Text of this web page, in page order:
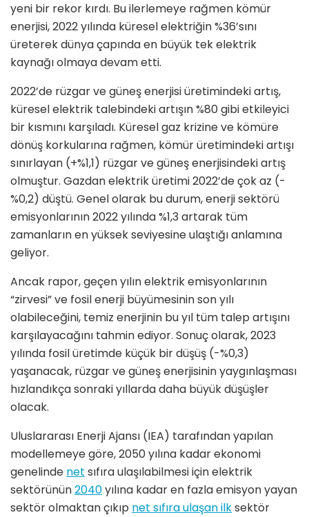
yeni bir rekor kırdı. Bu ilerlemeye rağmen kömür
enerjisi, 2022 yılında küresel elektriğin %36’sını
üreterek dünya çapında en büyük tek elektrik
kaynağı olmaya devam etti.
2022’de rüzgar ve güneş enerjisi üretimindeki artış,
küresel elektrik talebindeki artışın %80 gibi etkileyici
bir kısmını karşıladı. Küresel gaz krizine ve kömüre
dönüş korkularına rağmen, kömür üretimindeki artışı
sınırlayan (+%1,1) rüzgar ve güneş enerjisindeki artış
olmuştur. Gazdan elektrik üretimi 2022’de çok az (-
%0,2) düştü. Genel olarak bu durum, enerji sektörü
emisyonlarının 2022 yılında %1,3 artarak tüm
zamanların en yüksek seviyesine ulaştığı anlamına
geliyor.
Ancak rapor, geçen yılın elektrik emisyonlarının
“zirvesi” ve fosil enerji büyümesinin son yılı
olabileceğini, temiz enerjinin bu yıl tüm talep artışını
karşılayacağını tahmin ediyor. Sonuç olarak, 2023
yılında fosil üretimde küçük bir düşüş (-%0,3)
yaşanacak, rüzgar ve güneş enerjisinin yaygınlaşması
hızlandıkça sonraki yıllarda daha büyük düşüşler
olacak.
Uluslararası Enerji Ajansı (IEA) tarafından yapılan
modellemeye göre, 2050 yılına kadar ekonomi
genelinde net sıfıra ulaşılabilmesi için elektrik
sektörünün2040yılına kadar en fazla emisyon yayan
sektör olmaktan çıkıp net sıfıra ulaşan ilksektör